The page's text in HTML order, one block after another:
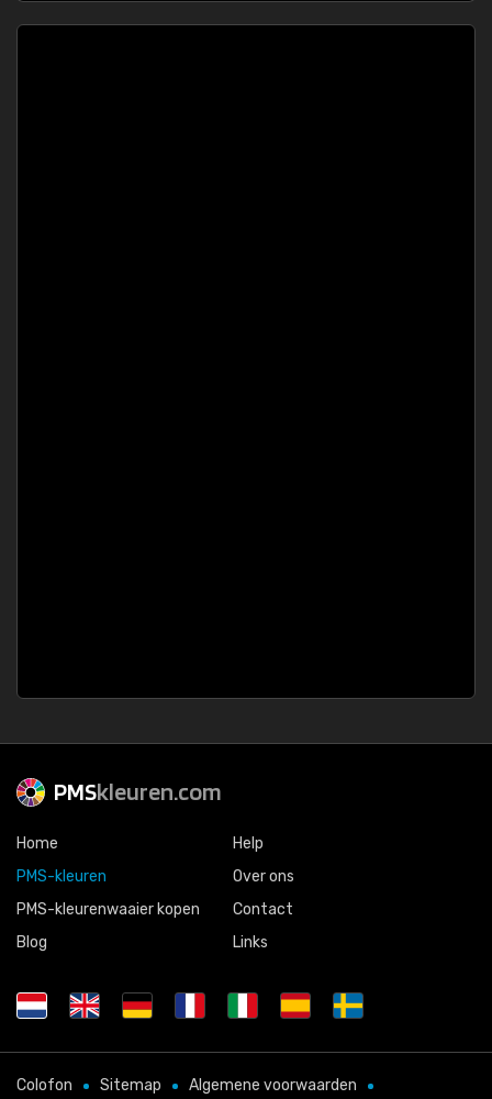
PMSkleuren.com
Home
PMS-kleuren
PMS-kleurenwaaier kopen
Blog
Help
Over ons
Contact
Links
Colofon Sitemap Algemene voorwaarden